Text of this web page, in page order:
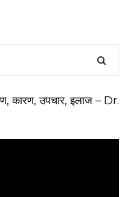
कारण, उपचार, इलाज – Dr.